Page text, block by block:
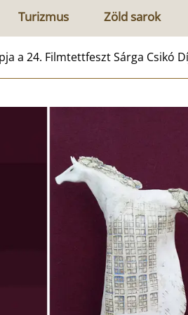
Turizmus Zöld sarok
a 24. Filmtettfeszt Sárga Csikó